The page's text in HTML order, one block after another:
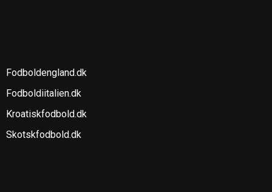
Fodboldengland.dk
Fodboldiitalien.dk
Kroatiskfodbold.dk
Skotskfodbold.dk